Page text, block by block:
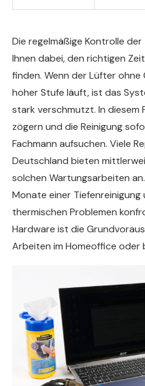
Die regelmäßige Kontrolle
Ihnen dabei, den richtigen
finden. Wenn der Lüfter
hoher Stufe läuft, ist das
stark verschmutzt. In diesem
zögern und die Reinigung
Fachmann aufsuchen. Viele
Deutschland bieten
solchen Wartungsarbeiten
Monate einer
thermischen Problemen
Hardware ist die
Arbeiten im Homeoffice oder